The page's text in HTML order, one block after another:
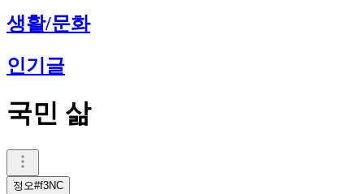
생활/문화
인기글
국민 삶
정오#f3NC